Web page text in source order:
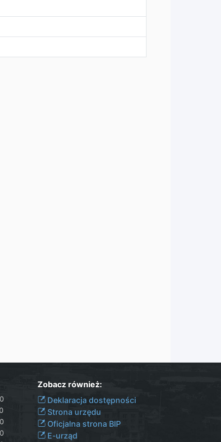
Zobacz również:
Deklaracja dostępności
Strona urzędu
Oficjalna strona BIP
E-urząd